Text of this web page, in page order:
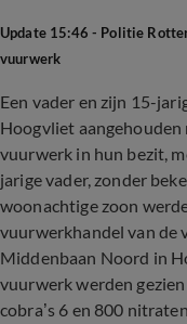
Update 15:46 - Politie
vuurwerk
Een vader en zijn 15-
Hoogvliet aangehouden
vuurwerk in hun bezit,
jarige vader, zonder
woonachtige zoon
vuurwerkhandel van de
Middenbaan Noord in
vuurwerk werden
cobra’s 6 en 800